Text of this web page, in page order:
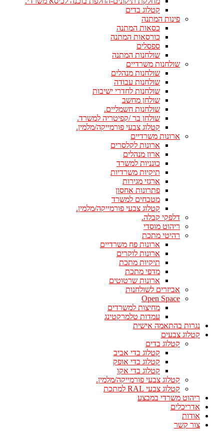
קטלוג בדים
פינות המתנה
כסאות המתנה
כורסאות המתנה
ספסלים
שולחנות המתנה
שולחנות משרדיים
שולחנות מנהלים
שולחנות עבודה
שולחנות לחדרי ישיבות
שולחן מחשב
שולחנות חשמליים.
שולחן בר /קפיטריה למשרד.
קטלוג צבעי פורמייקה/מלמין.
ארונות משרדיים
ארונות לקלסרים
ארון מנהלים
כונניות למשרד
תיקיות משרדיות
ארגזי מגירות
פתרונות אחסון
מטבחים למשרד
קטלוג צבעי פורמייקה/מלמין.
דלפקי קבלה.
ריהוט מוסדי
רהיטי מתכת
ארונות פח משרדיים
ארונות לוקרים
תיקיות מתכת
מדפי מתכת
ארונות שרטוטים
אביזרים לשולחנות
Open Space
מחיצות למשרדים
עמדות טלמרקטינג
נגרות בהתאמה אישית
קטלוג צבעים
קטלוג בדים
קטלוג בדי אביב
קטלוג בדי אופק
קטלוג בדי אקו
קטלוג צבעי פורמייקה/מלמין.
קטלוג צבעי RAL למתכת
ריהוט משרדי במבצע
אדריכלים
אודות
צור קשר